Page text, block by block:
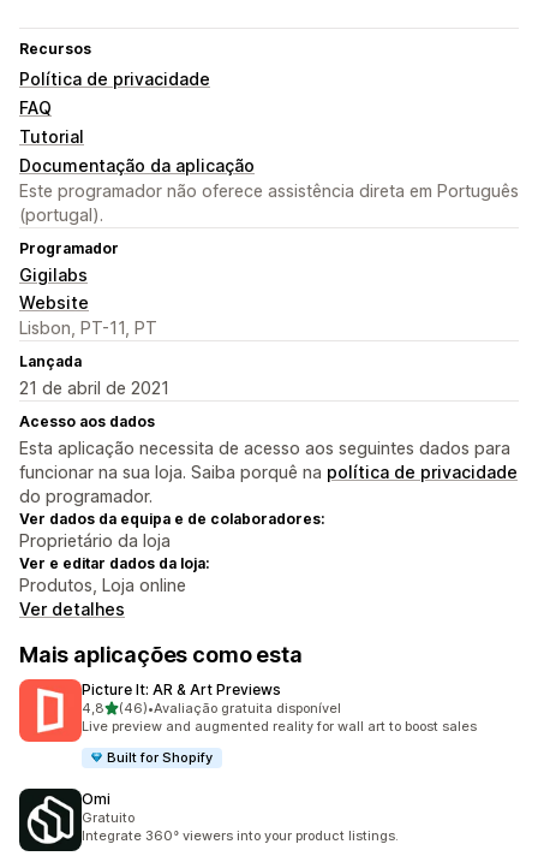
Recursos
Política de privacidade
FAQ
Tutorial
Documentação da aplicação
Este programador não oferece assistência direta em Português
(portugal).
Programador
Gigilabs
Website
Lisbon, PT-11, PT
Lançada
21 de abril de 2021
Acesso aos dados
Esta aplicação necessita de acesso aos seguintes dados para
funcionar na sua loja. Saiba porquê na política de privacidade
do programador.
Ver dados da equipa e de colaboradores:
Proprietário da loja
Ver e editar dados da loja:
Produtos, Loja online
Ver detalhes
Mais aplicações como esta
Picture It: AR & Art Previews
4,8de 5 estrelas
(46)
46 total de avaliações
•Avaliação gratuita disponível
Live preview and augmented reality for wall art to boost sales
Built for Shopify
Omi
Gratuito
Integrate 360° viewers into your product listings.